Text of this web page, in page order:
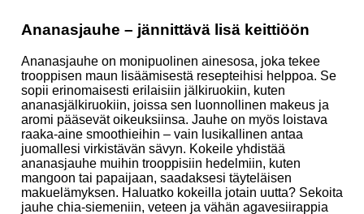
Ananasjauhe – jännittävä lisä keittiöön
Ananasjauhe on monipuolinen ainesosa, joka tekee
trooppisen maun lisäämisestä resepteihisi helppoa. Se
sopii erinomaisesti erilaisiin jälkiruokiin, kuten
ananasjälkiruokiin, joissa sen luonnollinen makeus ja
aromi pääsevät oikeuksiinsa. Jauhe on myös loistava
raaka-aine smoothieihin – vain lusikallinen antaa
juomallesi virkistävän sävyn. Kokeile yhdistää
ananasjauhe muihin trooppisiin hedelmiin, kuten
mangoon tai papaijaan, saadaksesi täyteläisen
makuelämyksen. Haluatko kokeilla jotain uutta? Sekoita
jauhe chia-siemeniin, veteen ja vähän agavesiirappia